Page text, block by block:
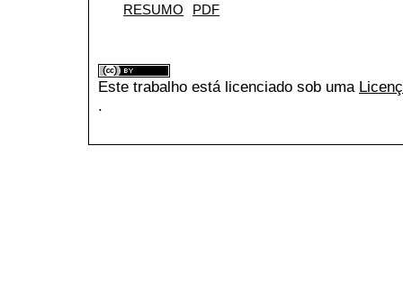
RESUMO PDF
Este trabalho está licenciado sob uma
.